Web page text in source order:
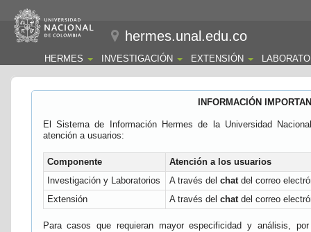
hermes.unal.edu.co
HERMES INVESTIGACIÓN EXTENSIÓN
INFORMACIÓN
El Sistema de Información Hermes de la Universidad
atención a usuarios:
Componente
Atención a los usuarios
Investigación y Laboratorios
A través del chatdel correo
Extensión
A través del chatdel correo
Para casos que requieran mayor especificidad y análisis,